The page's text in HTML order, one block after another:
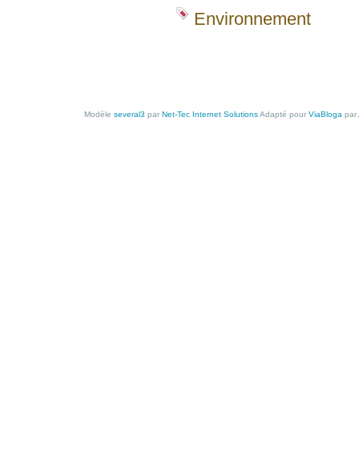
Environnement
Modèle several3 par Net-Tec Internet SolutionsAdapté pour ViaBloga par